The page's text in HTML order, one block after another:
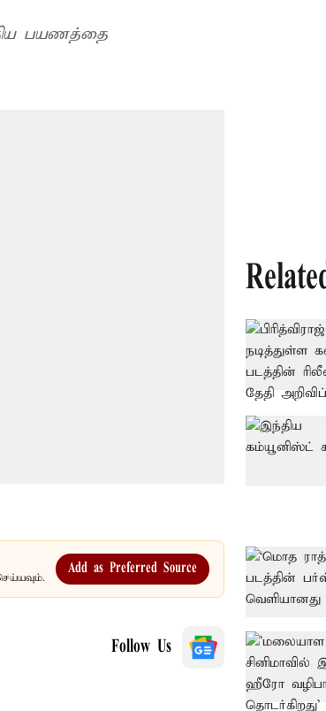
பயணத்தை
Add as Preferred Source
Follow Us